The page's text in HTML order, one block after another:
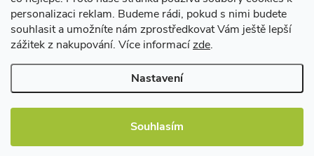
personalizaci reklam. Budeme rádi, pokud s nimi budete
souhlasit a umožníte nám zprostředkovat Vám ještě lepší
zážitek z nakupování. Více informacízde.
Nastavení
Souhlasím
Užitečné informace